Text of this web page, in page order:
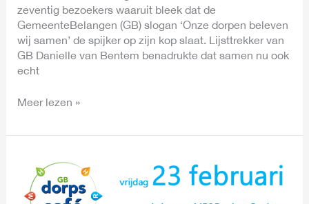
zeventig bezoekers waaruit bleek dat de
GemeenteBelangen (GB) slogan ‘Onze dorpen beleven
wij samen’ de spijker op zijn kop slaat. Lijsttrekker van
GB Danielle van Bentem benadrukte dat samen nu ook
echt
Meer lezen »
Dorpscafé
met